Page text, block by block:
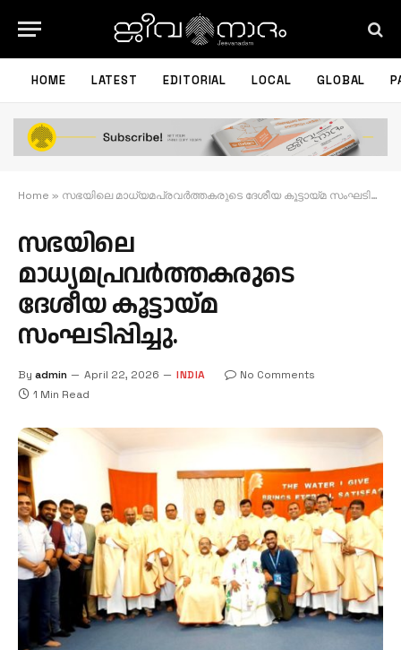
HOME LATEST EDITORIAL LOCAL GLOBAL
Home » സഭയിലെ മാധ്യമപ്രവര്‍ത്തകരുടെ ദേശീയ കൂട്ടായ്മ സംഘടിപ്പിച്ചു.
സഭയിലെ
മാധ്യമപ്രവര്‍ത്തകരുടെ
ദേശീയ കൂട്ടായ്മ
സംഘടിപ്പിച്ചു.
By admin April 22, 2026 INDIA
No Comments
1 Min Read